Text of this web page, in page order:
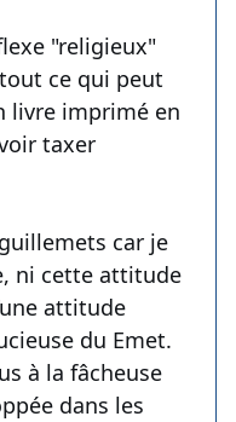
"religieux"
ce qui peut
livre imprimé en
taxer
car je
ni cette attitude
attitude
du Emet.
à la fâcheuse
dans les